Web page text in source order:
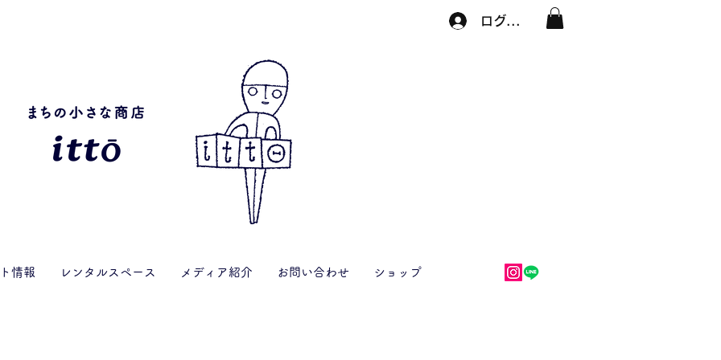
ログイン
情報 レンタルスペース メディア紹介 お問い合わせ ショップ